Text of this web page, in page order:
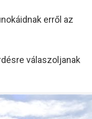
erről az
válaszoljanak